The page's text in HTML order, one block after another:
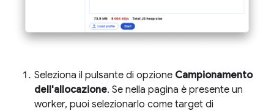
Seleziona il pulsante di opzione Campionamento
dell'allocazione. Se nella pagina è presente un
worker, puoi selezionarlo come target di